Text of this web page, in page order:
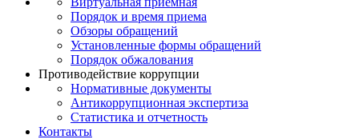
Порядок и время приема
Обзоры обращений
Установленные формы обращений
Порядок обжалования
Противодействие коррупции
Нормативные документы
Антикоррупционная экспертиза
Статистика и отчетность
Контакты